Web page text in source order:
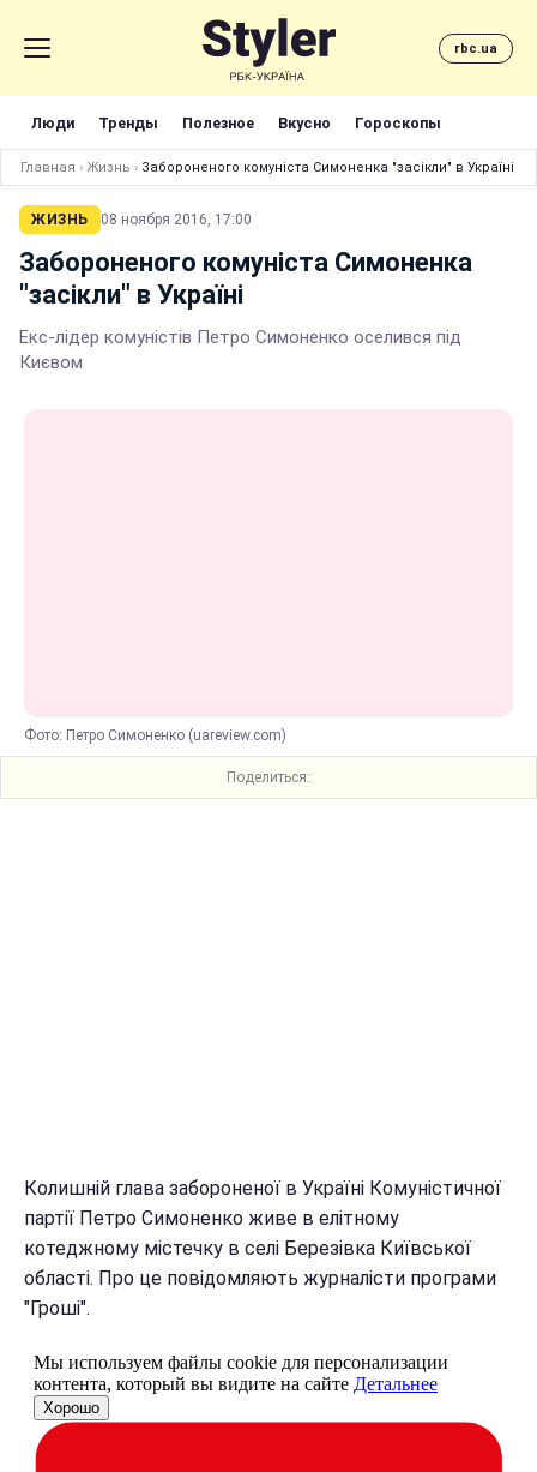
rbc.ua
Люди Тренды Полезное Вкусно Гороскопы
Главная › Жизнь › Забороненого комуніста Симоненка "засікли" в Україні
ЖИЗНЬ 08 ноября 2016, 17:00
Забороненого комуніста Симоненка
"засікли" в Україні
Екс-лідер комуністів Петро Симоненко оселився під
Києвом
Фото: Петро Симоненко (uareview.com)
Поделиться:
Колишній глава забороненої в Україні Комуністичної
партії Петро Симоненко живе в елітному
котеджному містечку в селі Березівка Київської
області. Про це повідомляють журналісти програми
"Гроші".